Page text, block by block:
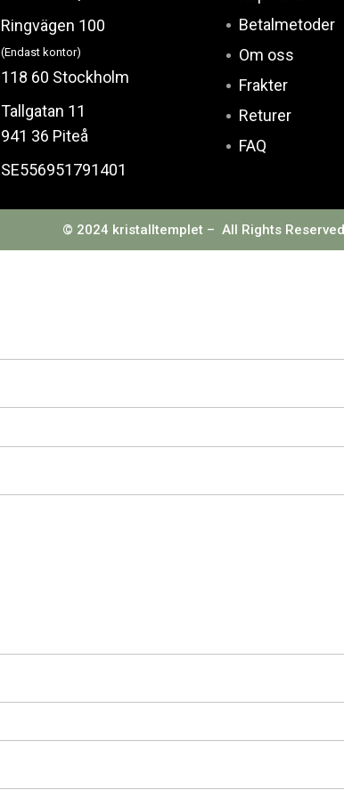
Ringvägen 100
(Endast kontor)
118 60 Stockholm
Tallgatan 11
941 36 Piteå
SE556951791401
Betalmetoder
Om oss
Frakter
Returer
FAQ
© 2024 kristalltemplet – All Rights Reserved